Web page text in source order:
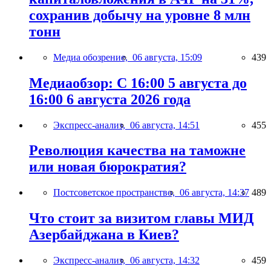
сохранив добычу на уровне 8 млн
тонн
Медиа обозрение, 06 августа, 15:09 439
Медиаобзор: С 16:00 5 августа до
16:00 6 августа 2026 года
Экспресс-анализ, 06 августа, 14:51 455
Революция качества на таможне
или новая бюрократия?
Постсоветское пространство, 06 августа, 14:37 489
Что стоит за визитом главы МИД
Азербайджана в Киев?
Экспресс-анализ, 06 августа, 14:32 459